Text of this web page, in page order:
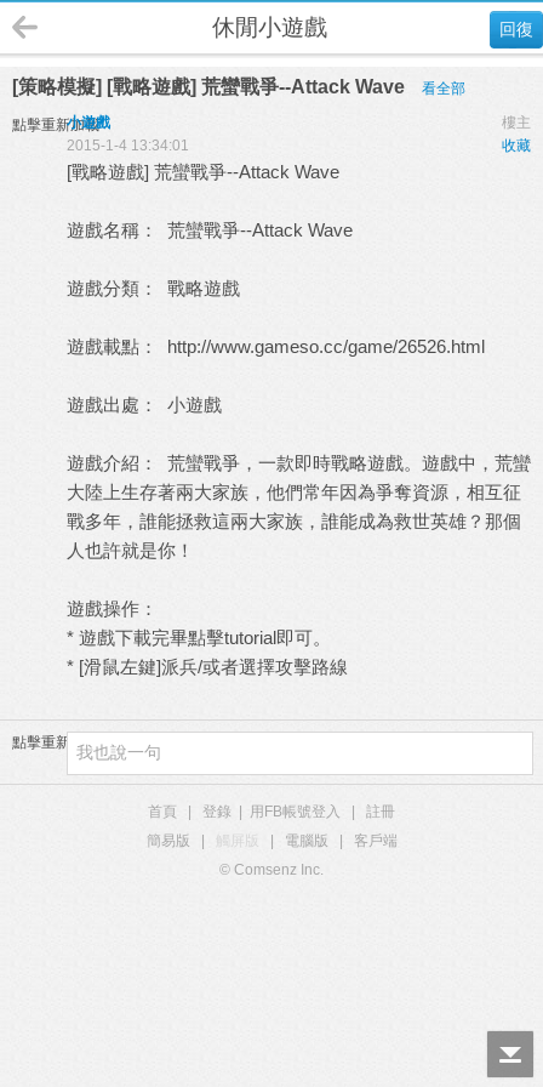
回復
休閒小遊戲
[策略模擬] [戰略遊戲] 荒蠻戰爭--Attack Wave 看全部
點擊重新加載 樓主
小遊戲
收藏
2015-1-4 13:34:01
[戰略遊戲] 荒蠻戰爭--Attack Wave
遊戲名稱： 荒蠻戰爭--Attack Wave
遊戲分類： 戰略遊戲
遊戲載點： http://www.gameso.cc/game/26526.html
遊戲出處： 小遊戲
遊戲介紹： 荒蠻戰爭，一款即時戰略遊戲。遊戲中，荒蠻
大陸上生存著兩大家族，他們常年因為爭奪資源，相互征
戰多年，誰能拯救這兩大家族，誰能成為救世英雄？那個
人也許就是你！
遊戲操作：
* 遊戲下載完畢點擊tutorial即可。
* [滑鼠左鍵]派兵/或者選擇攻擊路線
點擊重新加載
首頁 登錄 用FB帳號登入
註冊
簡易版
觸屏版 電腦版
客戶端
© Comsenz Inc.